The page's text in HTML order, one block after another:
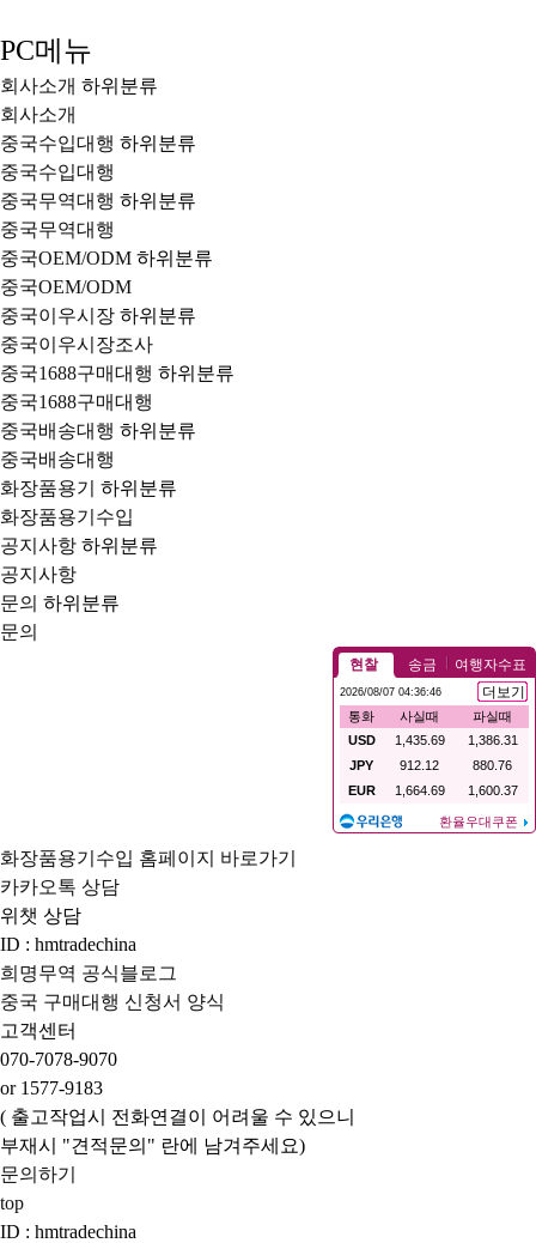
PC메뉴
회사소개 하위분류
회사소개
중국수입대행 하위분류
중국수입대행
중국무역대행 하위분류
중국무역대행
중국OEM/ODM 하위분류
중국OEM/ODM
중국이우시장 하위분류
중국이우시장조사
중국1688구매대행 하위분류
중국1688구매대행
중국배송대행 하위분류
중국배송대행
화장품용기
하위분류
화장품용기수입
공지사항 하위분류
공지사항
문의 하위분류
문의
화장품용기수입 홈페이지 바로가기
카카오톡 상담
위챗 상담
ID : hmtradechina
희명무역 공식블로그
중국 구매대행 신청서 양식
고객센터
070-7078-9070
or 1577-9183
( 출고작업시 전화연결이 어려울 수 있으니
부재시 "견적문의" 란에 남겨주세요)
문의하기
top
ID : hmtradechina